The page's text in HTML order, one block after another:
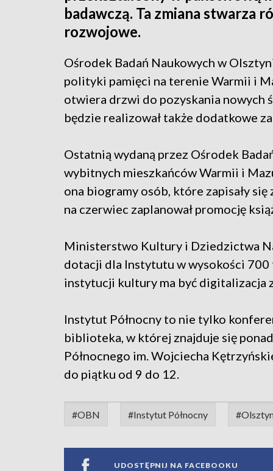
badawczą. Ta zmiana stwarza
rozwojowe.
Ośrodek Badań Naukowych w
polityki pamięci na terenie Warmii i
otwiera drzwi do pozyskania nowych
będzie realizował także dodatkowe
Ostatnią wydaną przez Ośrodek
wybitnych mieszkańców Warmii i
ona biogramy osób, które zapisały
na czerwiec zaplanował promocję
Ministerstwo Kultury i Dziedzictwa
dotacji dla Instytutu w wysokości 700
instytucji kultury ma być digitalizacja
Instytut Północny to nie tylko
biblioteka, w której znajduje się
Północnego im. Wojciecha
do piątku od 9 do 12.
#OBN #Instytut Północny
UDOSTĘPNIJ NA FACEBOOKU